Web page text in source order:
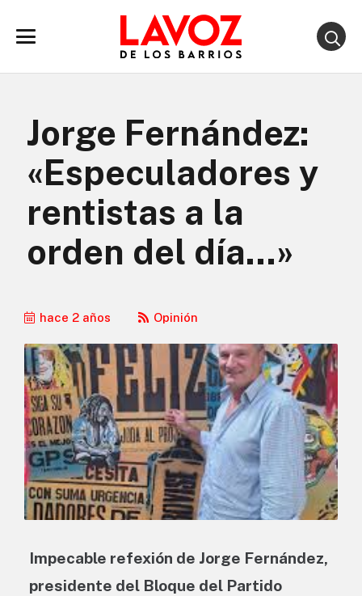
Jorge Fernández:
«Especuladores y
rentistas a la
orden del día…»
hace 2 años Opinión
Impecable refexión de Jorge Fernández,
presidente del Bloque del Partido